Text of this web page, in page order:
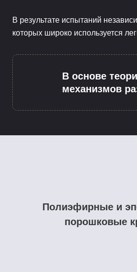
В результате испытаний
которых широко используется
В основе
механизмов
Полиэфирные и
порошковые